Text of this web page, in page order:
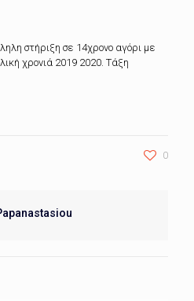
στήριξη σε 14χρονο αγόρι με
χρονιά 2019 2020. Τάξη
0